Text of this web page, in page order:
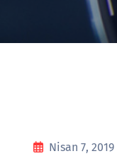
Nisan 7, 2019